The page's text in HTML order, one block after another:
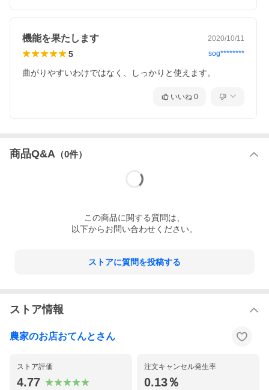
機能を果たします 2020/10/11
5 sog********
曲がりやすいわけではなく、しっかりと使えます。
いいね 0
商品Q&A （0件）
この商品に関する質問は、
以下からお問い合わせください。
ストアに質問を投稿する
ストア情報
農家のお店おてんとさん
ストア評価
4.77
注文キャンセル発生率
0.13％